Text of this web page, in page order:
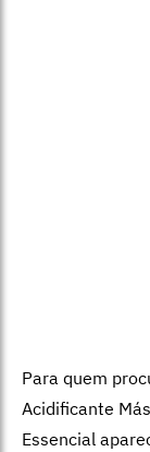
Para quem
Acidificante
Essencial